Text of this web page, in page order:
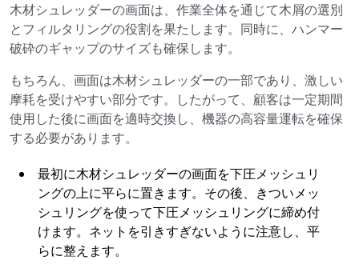
木材シュレッダーの画面は、作業全体を通じて木屑の選別
とフィルタリングの役割を果たします。同時に、ハンマー
破砕のギャップのサイズも確保します。
もちろん、画面は木材シュレッダーの一部であり、激しい
摩耗を受けやすい部分です。したがって、顧客は一定期間
使用した後に画面を適時交換し、機器の高容量運転を確保
する必要があります。
最初に木材シュレッダーの画面を下圧メッシュリ
ングの上に平らに置きます。その後、きついメッ
シュリングを使って下圧メッシュリングに締め付
けます。ネットを引きすぎないように注意し、平
らに整えます。